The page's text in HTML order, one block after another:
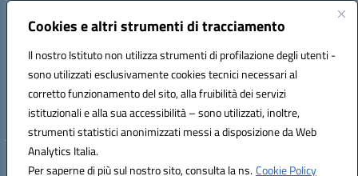
Cookies e altri strumenti di tracciamento
Il nostro Istituto non utilizza strumenti di profilazione degli utenti -
sono utilizzati esclusivamente cookies tecnici necessari al
corretto funzionamento del sito, alla fruibilità dei servizi
istituzionali e alla sua accessibilità – sono utilizzati, inoltre,
strumenti statistici anonimizzati messi a disposizione da Web
Analytics Italia.
Per saperne di più sul nostro sito, consulta la ns.Cookie Policy
Indirizzo:Lecce
Posta elettronica certificata (PEC):leis03400t@pec.istruzione.it
Codice fiscale: 80010750752
Codice meccanografico: leis03400t
Hosting & Powered by 3D Solution S.r.l.